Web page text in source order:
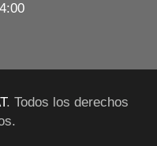
. Todos los derechos